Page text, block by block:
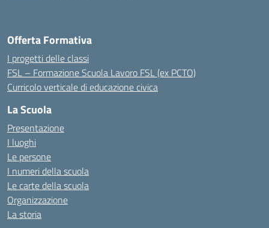
Offerta Formativa
I progetti delle classi
FSL – Formazione Scuola Lavoro FSL (ex PCTO)
Curricolo verticale di educazione civica
La Scuola
Presentazione
I luoghi
Le persone
I numeri della scuola
Le carte della scuola
Organizzazione
La storia